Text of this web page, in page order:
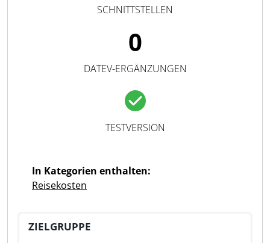
SCHNITTSTELLEN
0
DATEV-ERGÄNZUNGEN
TESTVERSION
In Kategorien enthalten:
Reisekosten
ZIELGRUPPE